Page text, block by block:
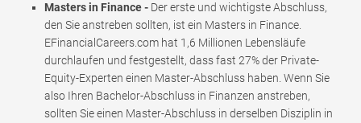
Masters in Finance - Der erste und wichtigste Abschluss,
den Sie anstreben sollten, ist ein Masters in Finance.
EFinancialCareers.com hat 1,6 Millionen Lebensläufe
durchlaufen und festgestellt, dass fast 27% der Private-
Equity-Experten einen Master-Abschluss haben. Wenn Sie
also Ihren Bachelor-Abschluss in Finanzen anstreben,
sollten Sie einen Master-Abschluss in derselben Disziplin in